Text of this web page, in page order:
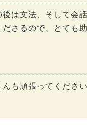
は文法、そして会
さるので、とても
も頑張ってください